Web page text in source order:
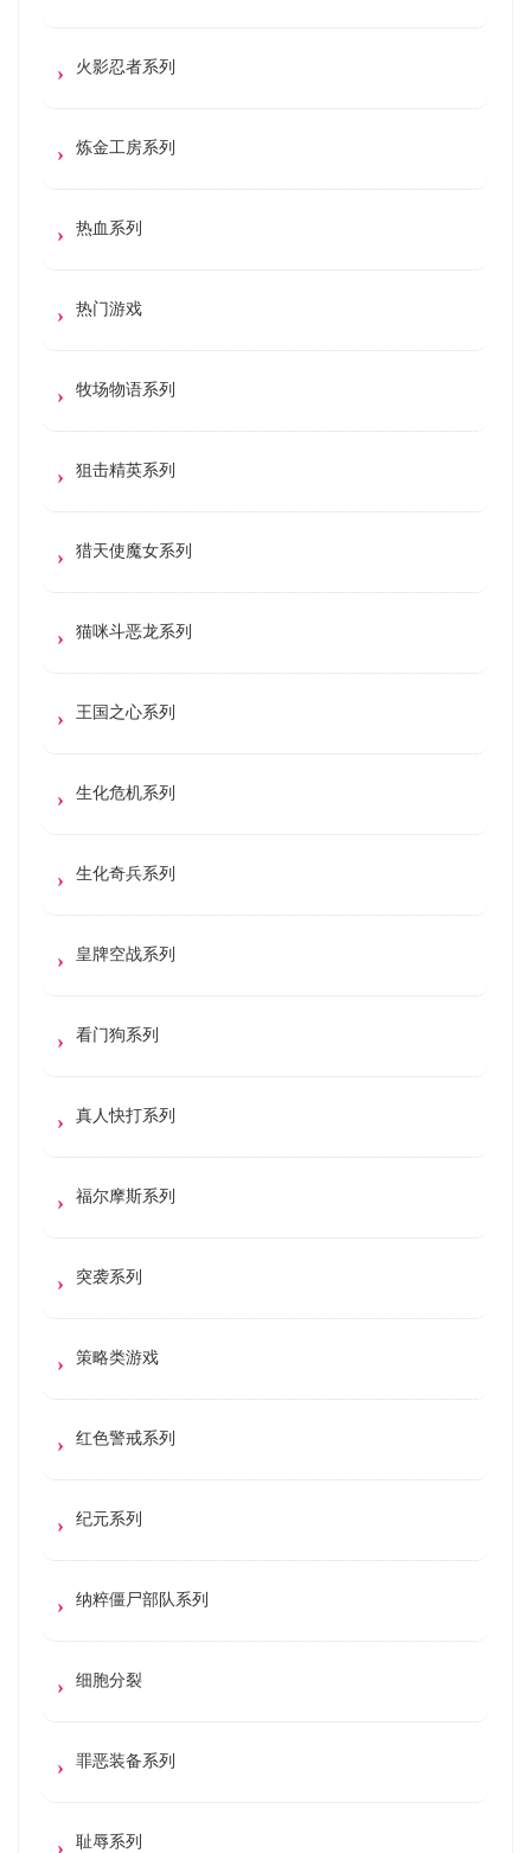
火影忍者系列
炼金工房系列
热血系列
热门游戏
牧场物语系列
狙击精英系列
猎天使魔女系列
猫咪斗恶龙系列
王国之心系列
生化危机系列
生化奇兵系列
皇牌空战系列
看门狗系列
真人快打系列
福尔摩斯系列
突袭系列
策略类游戏
红色警戒系列
纪元系列
纳粹僵尸部队系列
细胞分裂
罪恶装备系列
耻辱系列